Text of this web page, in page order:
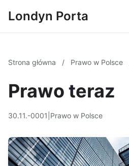
Londyn Porta
Strona główna / Prawo w Polsce
Prawo teraz
30.11.-0001 Prawo w Polsce